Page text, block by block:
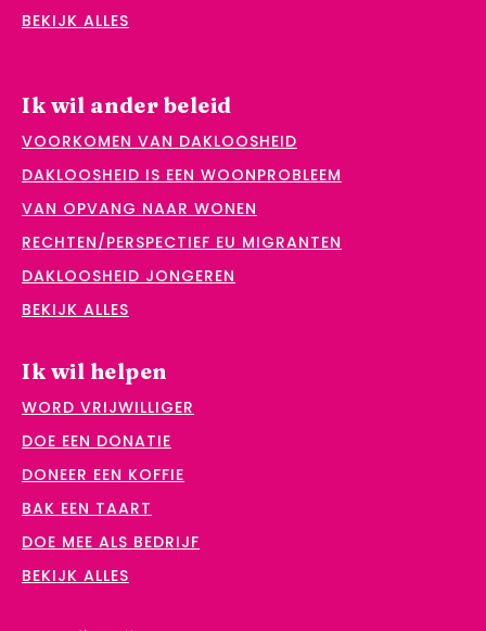
BEKIJK ALLES
Ik wil ander beleid
VOORKOMEN VAN DAKLOOSHEID
DAKLOOSHEID IS EEN WOONPROBLEEM
VAN OPVANG NAAR WONEN
RECHTEN/PERSPECTIEF EU MIGRANTEN
DAKLOOSHEID JONGEREN
BEKIJK ALLES
Ik wil helpen
WORD VRIJWILLIGER
DOE EEN DONATIE
DONEER EEN KOFFIE
BAK EEN TAART
DOE MEE ALS BEDRIJF
BEKIJK ALLES